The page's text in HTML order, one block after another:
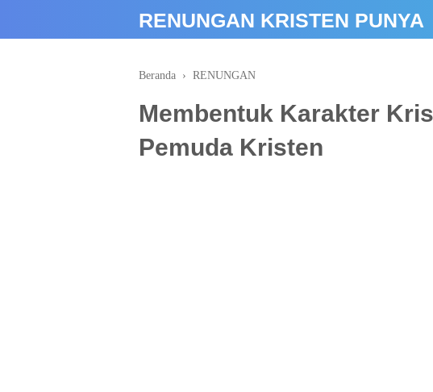
RENUNGAN KRISTEN PUNYA
Beranda › RENUNGAN
Membentuk Karakter
Pemuda Kristen